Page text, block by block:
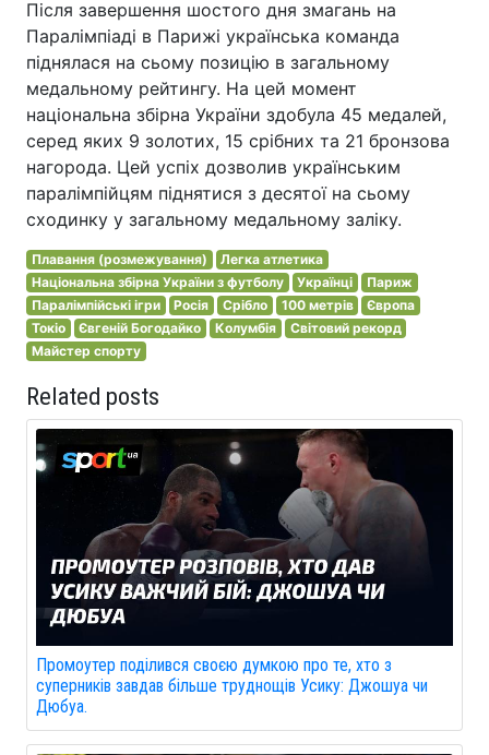
Після завершення шостого дня змагань на
Паралімпіаді в Парижі українська команда
піднялася на сьому позицію в загальному
медальному рейтингу. На цей момент
національна збірна України здобула 45 медалей,
серед яких 9 золотих, 15 срібних та 21 бронзова
нагорода. Цей успіх дозволив українським
паралімпійцям піднятися з десятої на сьому
сходинку у загальному медальному заліку.
Плавання (розмежування)
Легка атлетика
Національна збірна України з футболу
Українці
Париж
Паралімпійські ігри
Росія Срібло 100 метрів
Європа
Токіо
Євгеній Богодайко Колумбія
Світовий рекорд
Майстер спорту
Related posts
Промоутер поділився своєю думкою про те, хто з
суперників завдав більше труднощів Усику: Джошуа чи
Дюбуа.